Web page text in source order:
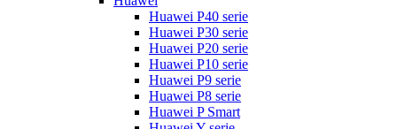
Huawei P40 serie
Huawei P30 serie
Huawei P20 serie
Huawei P10 serie
Huawei P9 serie
Huawei P8 serie
Huawei P Smart